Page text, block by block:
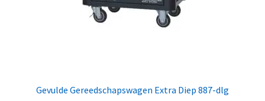
Gevulde Gereedschapswagen Extra Diep 887-dlg